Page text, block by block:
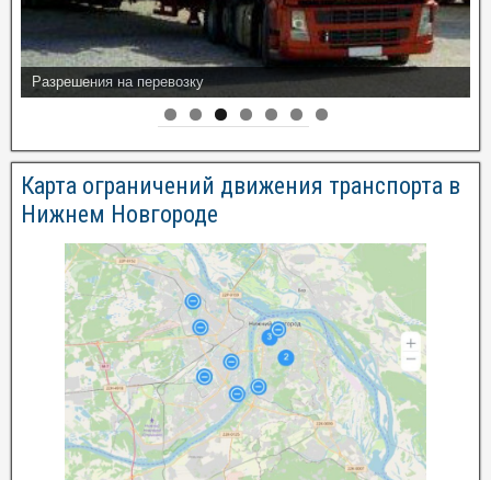
Разрешения на перевозку
Карта ограничений движения транспорта в
Нижнем Новгороде